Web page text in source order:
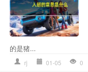
的是猪...
rj 01-05 0